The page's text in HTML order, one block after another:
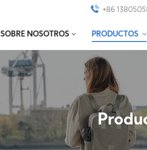
+86
SOBRE NOSOTROS PRODUCTOS